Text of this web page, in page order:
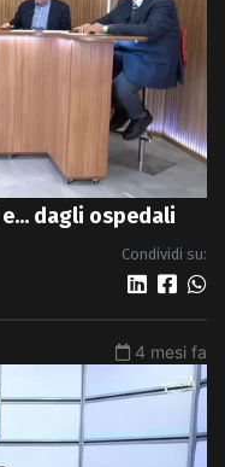
dagli ospedali
Condividi su:
4 mesi fa